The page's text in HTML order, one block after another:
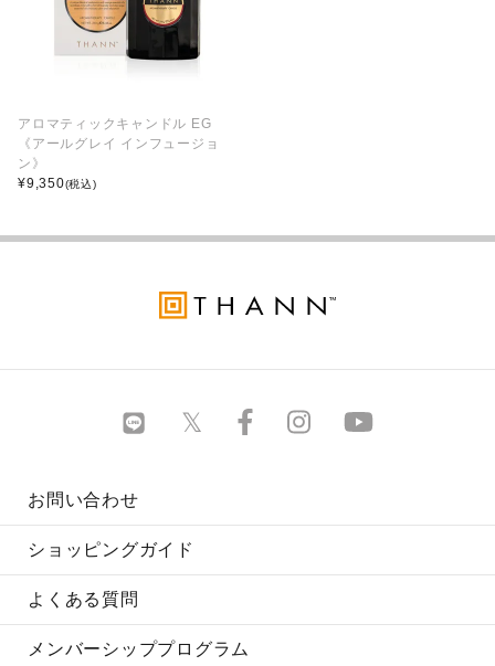
アロマティックキャンドル EG
《アールグレイ インフュージョ
ン》
¥9,350(税込)
お問い合わせ
ショッピングガイド
よくある質問
メンバーシッププログラム